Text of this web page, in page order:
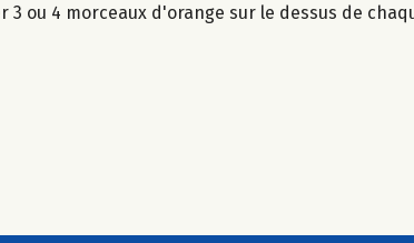
ou 4 morceaux d'orange sur le dessus de